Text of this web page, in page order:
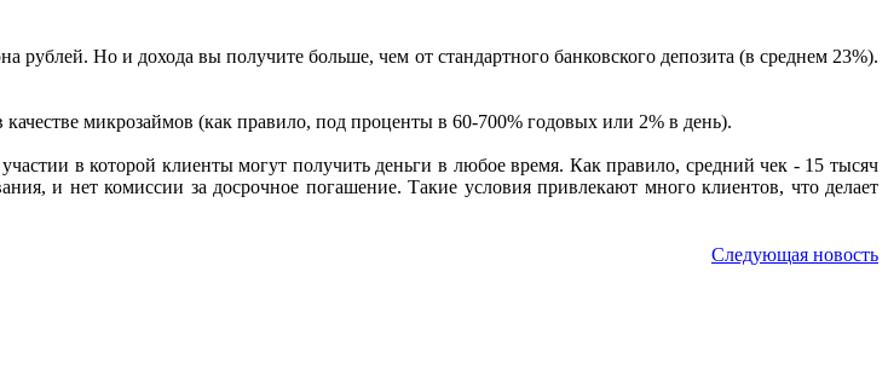
Но и дохода вы получите больше, чем от стандартного банковского депозита (в среднем 23%).
микрозаймов (как правило, под проценты в 60-700% годовых или 2% в день).
в которой клиенты могут получить деньги в любое время. Как правило, средний чек - 15 тысяч
и нет комиссии за досрочное погашение. Такие условия привлекают много клиентов, что делает
Следующая новость